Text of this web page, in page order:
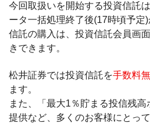
今回取扱いを開始する投資信託
ータ一括処理終了後(17時頃予定
信託の購入は、投資信託会員画
きできます。
松井証券では投資信託を手数料
ます。
また、「最大1％貯まる投信残
提供など、多くのお客様にとっ